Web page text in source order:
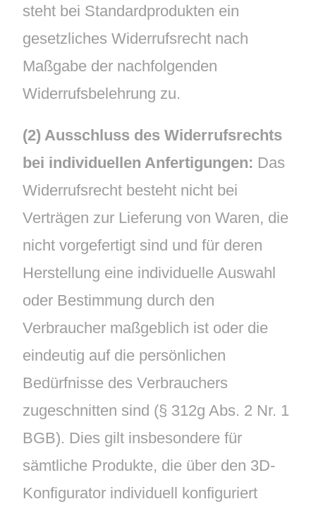
steht bei Standardprodukten ein
gesetzliches Widerrufsrecht nach
Maßgabe der nachfolgenden
Widerrufsbelehrung zu.
(2) Ausschluss des Widerrufsrechts
bei individuellen Anfertigungen: Das
Widerrufsrecht besteht nicht bei
Verträgen zur Lieferung von Waren, die
nicht vorgefertigt sind und für deren
Herstellung eine individuelle Auswahl
oder Bestimmung durch den
Verbraucher maßgeblich ist oder die
eindeutig auf die persönlichen
Bedürfnisse des Verbrauchers
zugeschnitten sind (§ 312g Abs. 2 Nr. 1
BGB). Dies gilt insbesondere für
sämtliche Produkte, die über den 3D-
Konfigurator individuell konfiguriert